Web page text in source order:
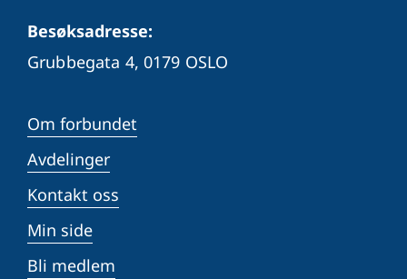
Besøksadresse:
Grubbegata 4,0179 OSLO
Om forbundet
Avdelinger
Kontakt oss
Min side
Bli medlem